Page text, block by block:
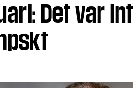
Det var